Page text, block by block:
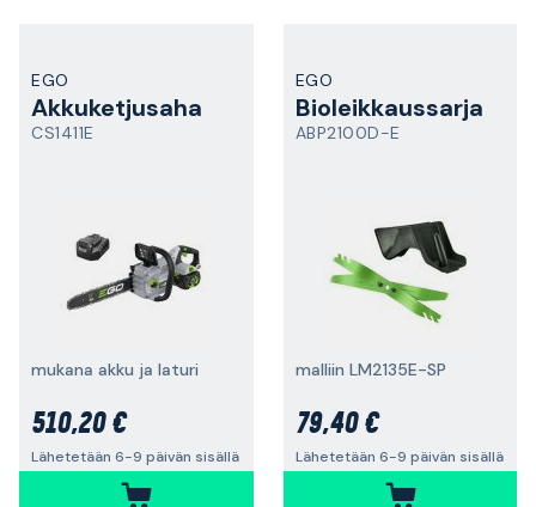
EGO
Akkuketjusaha
CS1411E
mukana akku ja laturi
510,20 €
Lähetetään 6-9 päivän sisällä
EGO
Bioleikkaussarja
ABP2100D-E
malliin LM2135E-SP
79,40 €
Lähetetään 6-9 päivän sisällä